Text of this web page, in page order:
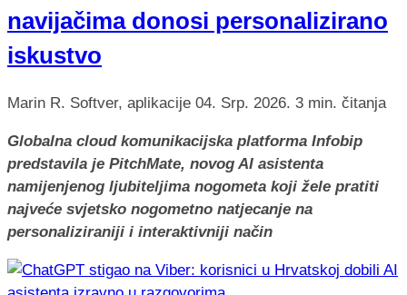
navijačima donosi personalizirano
iskustvo
Marin R. Softver, aplikacije 04. Srp. 2026. 3 min. čitanja
Globalna cloud komunikacijska platforma Infobip
predstavila je PitchMate, novog AI asistenta
namijenjenog ljubiteljima nogometa koji žele pratiti
najveće svjetsko nogometno natjecanje na
personaliziraniji i interaktivniji način